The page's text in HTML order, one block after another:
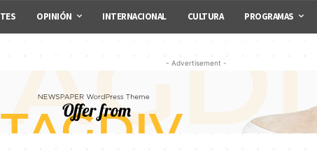
OPINIÓN INTERNACIONAL CULTURA PROGRAMAS
- Advertisement -